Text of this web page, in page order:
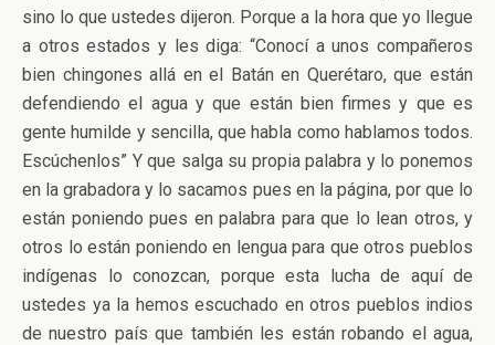
sino lo que ustedes dijeron. Porque a la hora que yo llegue
a otros estados y les diga: “Conocí a unos compañeros
bien chingones allá en el Batán en Querétaro, que están
defendiendo el agua y que están bien firmes y que es
gente humilde y sencilla, que habla como hablamos todos.
Escúchenlos” Y que salga su propia palabra y lo ponemos
en la grabadora y lo sacamos pues en la página, por que lo
están poniendo pues en palabra para que lo lean otros, y
otros lo están poniendo en lengua para que otros pueblos
indígenas lo conozcan, porque esta lucha de aquí de
ustedes ya la hemos escuchado en otros pueblos indios
de nuestro país que también les están robando el agua,